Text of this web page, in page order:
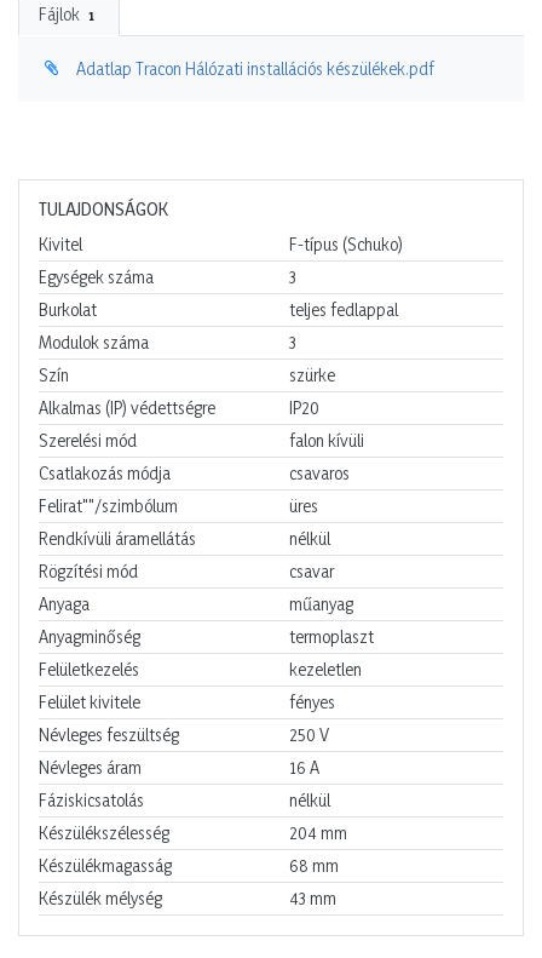
Fájlok 1
Adatlap Tracon Hálózati installációs készülékek.pdf
TULAJDONSÁGOK
Kivitel
F-típus (Schuko)
Egységek száma
3
Burkolat
teljes fedlappal
Modulok száma
3
Szín
szürke
Alkalmas (IP) védettségre
IP20
Szerelési mód
falon kívüli
Csatlakozás módja
csavaros
Felirat""/szimbólum
üres
Rendkívüli áramellátás
nélkül
Rögzítési mód
csavar
Anyaga
műanyag
Anyagminőség
termoplaszt
Felületkezelés
kezeletlen
Felület kivitele
fényes
Névleges feszültség
250 V
Névleges áram
16 A
Fáziskicsatolás
nélkül
Készülékszélesség
204 mm
Készülékmagasság
68 mm
Készülék mélység
43 mm